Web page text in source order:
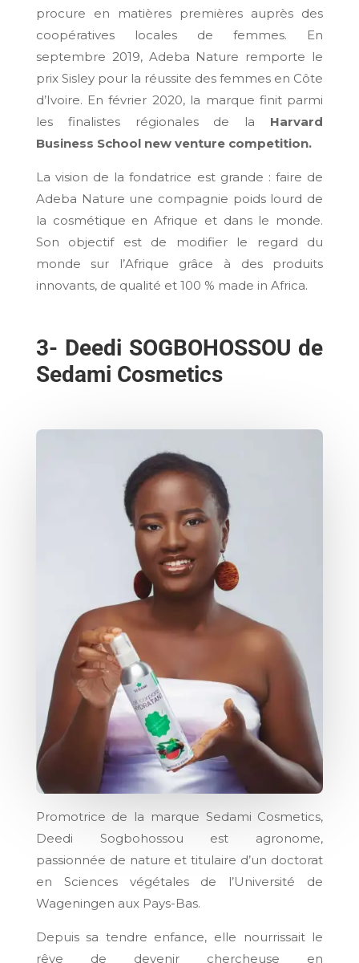
procure en matières premières auprès des
coopératives locales de femmes. En
septembre 2019, Adeba Nature remporte le
prix Sisley pour la réussite des femmes en Côte
d’Ivoire. En février 2020, la marque finit parmi
les finalistes régionales de la Harvard
Business School new venture competition.
La vision de la fondatrice est grande : faire de
Adeba Nature une compagnie poids lourd de
la cosmétique en Afrique et dans le monde.
Son objectif est de modifier le regard du
monde sur l’Afrique grâce à des produits
innovants, de qualité et 100 % made in Africa.
3- Deedi SOGBOHOSSOU de
Sedami Cosmetics
Promotrice de la marque Sedami Cosmetics,
Deedi Sogbohossou est agronome,
passionnée de nature et titulaire d’un doctorat
en Sciences végétales de l’Université de
Wageningen aux Pays-Bas.
Depuis sa tendre enfance, elle nourrissait le
rêve de devenir chercheuse en